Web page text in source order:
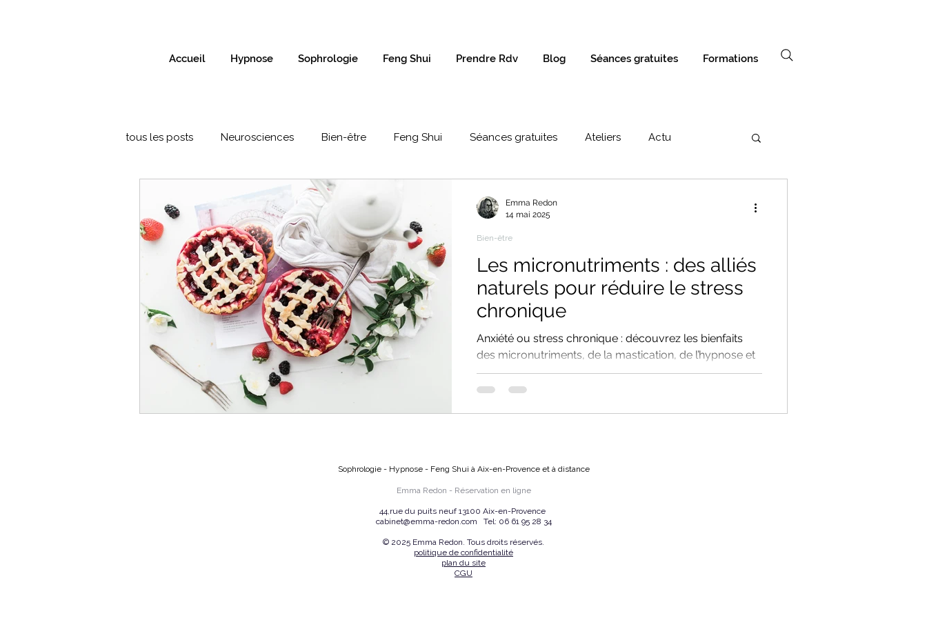
Accueil Hypnose Sophrologie Feng Shui Prendre Rdv Blog Séances gratuites Formations
tous les posts Neurosciences Bien-être Feng Shui Séances gratuites Ateliers Actu
Les micronutriments : des alliés
naturels pour réduire le stress
chronique
Anxiété ou stress chronique : découvrez les bienfaits
des micronutriments, de la mastication, de l’hypnose et
la sophrologie pour retrouver l’harmonie.
Bien-être
Emma Redon
14 mai 2025
Sophrologie - Hypnose - Feng Shui à Aix-en-Provence et à distance
Emma Redon - Réservation en ligne
44,rue du puits neuf 13100 Aix-en-Provence
cabinet@emma-redon.com Tel: 06 61 95 28 34
© 2025 Emma Redon. Tous droits réservés.
politique de confidentialité
plan du site
CGU